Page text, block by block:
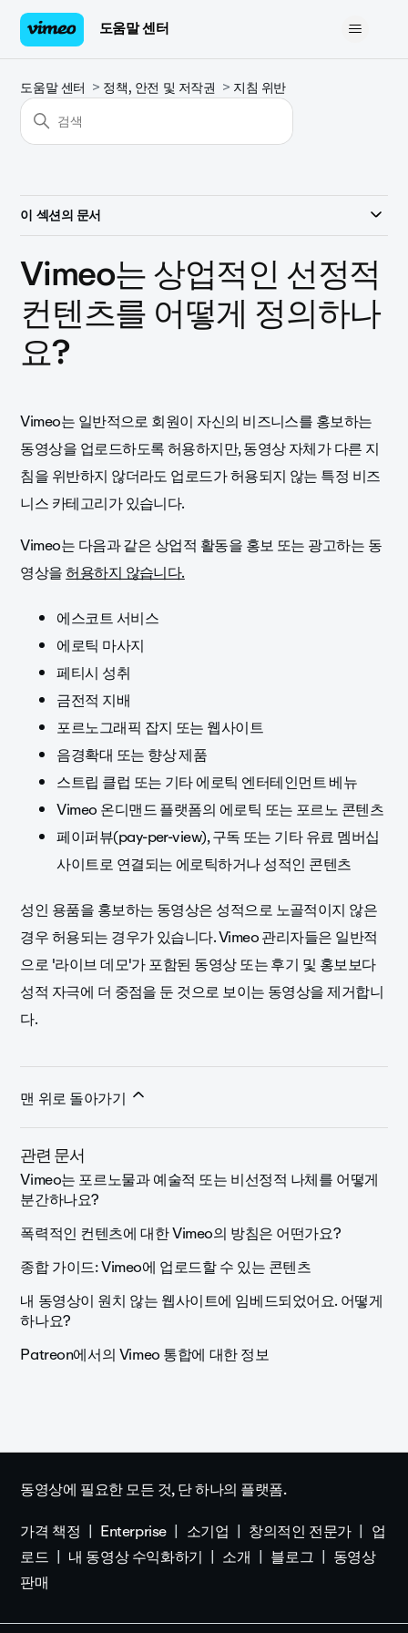
도움말 센터
도움말 센터 정책, 안전 및 저작권 지침 위반
이 섹션의 문서
Vimeo는 상업적인 선정적
컨텐츠를 어떻게 정의하나
요?
Vimeo는 일반적으로 회원이 자신의 비즈니스를 홍보하는
동영상을 업로드하도록 허용하지만, 동영상 자체가 다른 지
침을 위반하지 않더라도 업로드가 허용되지 않는 특정 비즈
니스 카테고리가 있습니다.
Vimeo는 다음과 같은 상업적 활동을 홍보 또는 광고하는 동
영상을허용하지 않습니다.
에스코트 서비스
에로틱 마사지
페티시 성취
금전적 지배
포르노그래픽 잡지 또는 웹사이트
음경확대 또는 향상 제품
스트립 클럽 또는 기타 에로틱 엔터테인먼트 베뉴
Vimeo 온디맨드 플랫폼의 에로틱 또는 포르노 콘텐츠
페이퍼뷰(pay-per-view), 구독 또는 기타 유료 멤버십
사이트로 연결되는 에로틱하거나 성적인 콘텐츠
성인 용품을 홍보하는 동영상은 성적으로 노골적이지 않은
경우 허용되는 경우가 있습니다. Vimeo 관리자들은 일반적
으로 '라이브 데모'가 포함된 동영상 또는 후기 및 홍보보다
성적 자극에 더 중점을 둔 것으로 보이는 동영상을 제거합니
다.
맨 위로 돌아가기
관련 문서
Vimeo는 포르노물과 예술적 또는 비선정적 나체를 어떻게
분간하나요?
폭력적인 컨텐츠에 대한 Vimeo의 방침은 어떤가요?
종합 가이드: Vimeo에 업로드할 수 있는 콘텐츠
내 동영상이 원치 않는 웹사이트에 임베드되었어요. 어떻게
하나요?
Patreon에서의 Vimeo 통합에 대한 정보
동영상에 필요한 모든 것, 단 하나의 플랫폼.
가격 책정
Enterprise 소기업 창의적인 전문가
업
로드
내 동영상 수익화하기 소개 블로그
동영상
판매